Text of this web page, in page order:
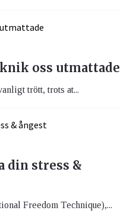
oss utmattade
trött, trots at...
din stress &
Freedom Technique),...